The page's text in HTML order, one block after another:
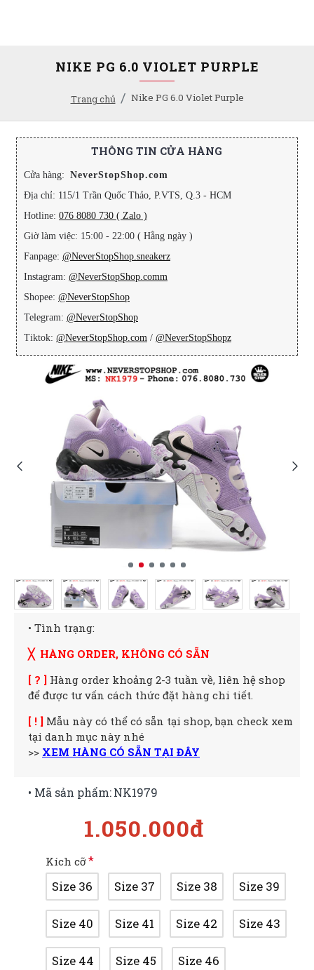
Trang chủ Nike PG 6.0 Violet Purple
NIKE PG 6.0 VIOLET PURPLE
THÔNG TIN CỬA HÀNG
Cửa hàng: NeverStopShop.com
Địa chỉ: 115/1 Trần Quốc Thảo, P.VTS, Q.3 - HCM
Hotline: 076 8080 730 ( Zalo )
Giờ làm việc: 15:00 - 22:00 ( Hằng ngày )
Fanpage: @NeverStopShop.sneakerz
Instagram: @NeverStopShop.comm
Shopee: @NeverStopShop
Telegram: @NeverStopShop
Tiktok: @NeverStopShop.com / @NeverStopShopz
• Tình trạng:
╳ HÀNG ORDER, KHÔNG CÓ SẴN
[ ? ] Hàng order khoảng 2-3 tuần về, liên hệ shop
để được tư vấn cách thức đặt hàng chi tiết.
[ ! ] Mẫu này có thể có sẵn tại shop, bạn check xem
tại danh mục này nhé
>> XEM HÀNG CÓ SẴN TẠI ĐÂY
1.050.000đ
• Mã sản phẩm:NK1979
Kích cỡ
Size 36 Size 37 Size 38 Size 39
Size 40 Size 41 Size 42 Size 43
Size 44 Size 45 Size 46